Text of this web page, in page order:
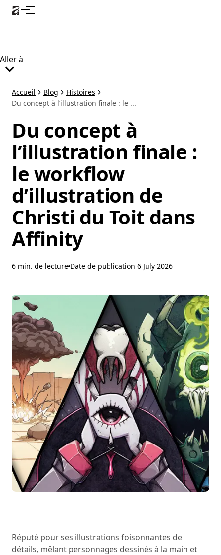
Accéder
principal
Aller à
Accueil Blog
Histoires
Du concept à l’illustration finale : le ...
Du concept à
l’illustration finale :
le workflow
d’illustration de
Christi du Toit dans
Affinity
6 min. de lecture Date de publication 6 July 2026
Réputé pour ses illustrations foisonnantes de
détails, mêlant personnages dessinés à la main et